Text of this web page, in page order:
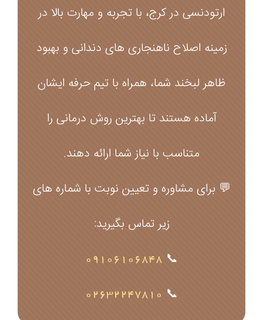
ارتودنسی در کرج، با تجربه و مهارت بالا در
زمینه اصلاح ناهنجاری‌ های دندانی و بهبود
ظاهر لبخند شما، همراه با تیم حرفه ایشان
آماده هستند تا بهترین روش درمانی را
متناسب با نیاز شما ارائه دهند.
💬 برای مشاوره و تعیین نوبت با شماره‌ های
زیر تماس بگیرید:
📞
09106106848
📞
02632247810